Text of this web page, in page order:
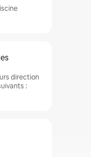
direction
: